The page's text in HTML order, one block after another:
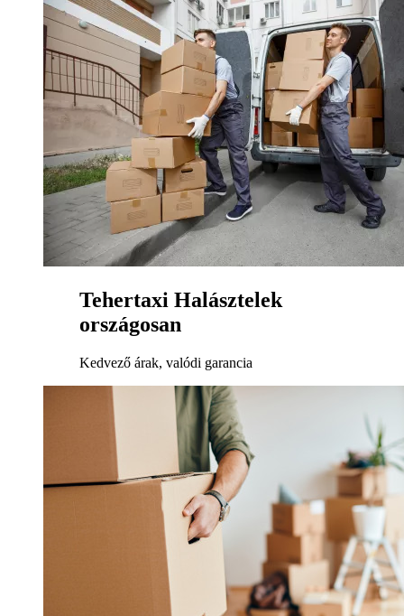
Tehertaxi Halásztelek
országosan
Kedvező árak, valódi garancia